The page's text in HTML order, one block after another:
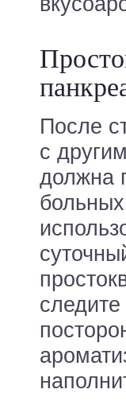
После
с
должна